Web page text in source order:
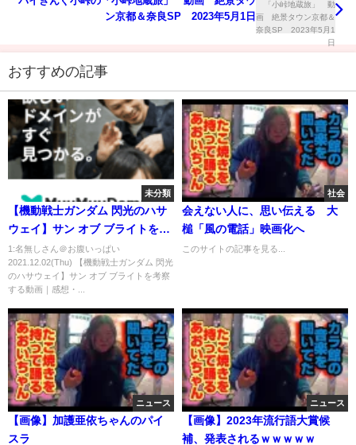
ン京都＆奈良SP 2023年5月1日
おすすめの記事
未分類
【機動戦士ガンダム 閃光のハサ
ウェイ】サン オブ ブライトを考
察する動画｜感想・考察｜＜小
説＞閃光のハサウェイネタバレ
有
1:名無しさん＠お腹いっぱい
2021.12.02(Thu) 【機動戦士ガンダム 閃光
のハサウェイ】サン オブ ブライトを考察
する動画｜感想・...
社会
会えない人に、思い伝える 大
槌「風の電話」映画化へ
このサイトの記事を見る...
ニュース
【画像】加護亜依ちゃんのパイ
スラ
ニュース
【画像】2023年流行語大賞候
補、発表されるｗｗｗｗｗ